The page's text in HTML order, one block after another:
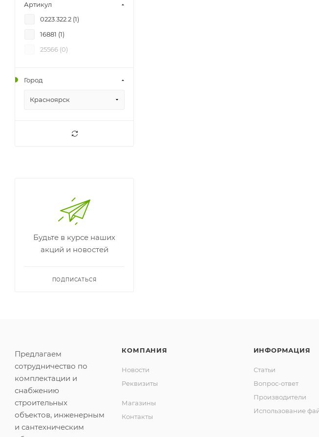
Артикул
0223.322.2 (1)
16881 (1)
25566 (0)
Город
Красноярск
Будьте в курсе наших
акций и новостей
ПОДПИСАТЬСЯ
Предлагаем
сотрудничество по
комплектации и
снабжению
строительных
объектов, инженерным
и сантехническим
КОМПАНИЯ
Новости
Реквизиты
Магазины
Контакты
ИНФОРМАЦИЯ
Статьи
Вопрос-ответ
Производители
Использование